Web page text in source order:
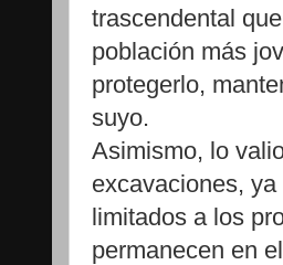
trascendental
población más
protegerlo,
suyo.
Asimismo, lo
excavaciones,
limitados a los
permanecen en